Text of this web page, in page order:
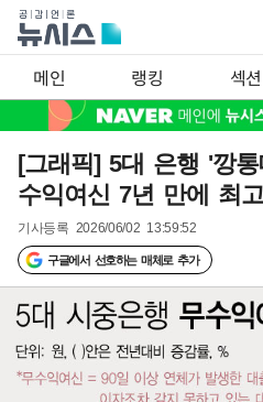
메인 랭킹 섹션
[그래픽] 5대 은행 '깡
수익여신 7년 만에 최고
기사등록 2026/06/02 13:59:52
구글에서 선호하는 매체로 추가